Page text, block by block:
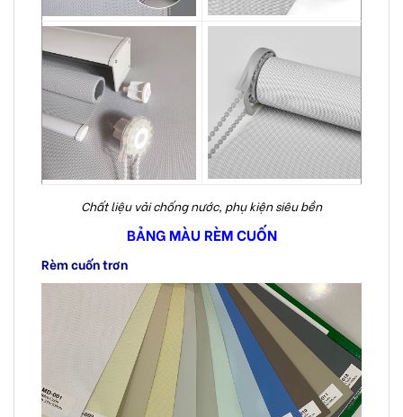
Chất liệu vải chống nước, phụ kiện siêu bền
BẢNG MÀU RÈM CUỐN
Rèm cuốn trơn